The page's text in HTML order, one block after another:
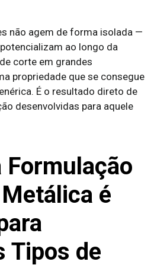
não agem de forma isolada —
ao longo da
corte em grandes
propriedade que se consegue
É o resultado direto de
desenvolvidas para aquele
Formulação
é
Tipos de